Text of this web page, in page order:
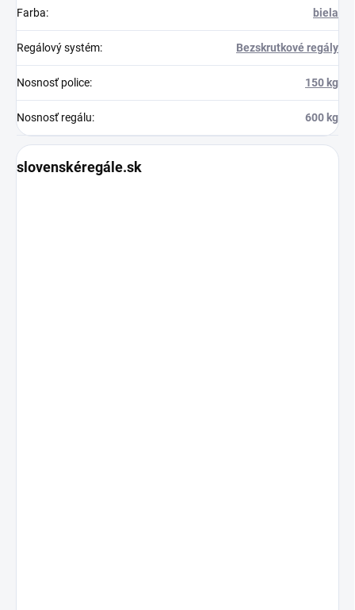
Farba: biela
Regálový systém: Bezskrutkové regály
Nosnosť police: 150 kg
Nosnosť regálu: 600 kg
slovenskéregále.sk